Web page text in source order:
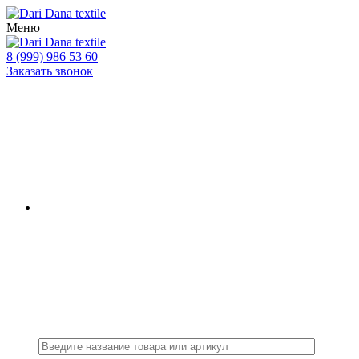
Меню
8 (999) 986 53 60
Заказать звонок